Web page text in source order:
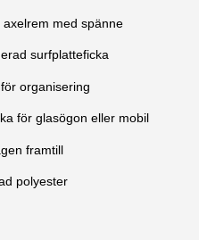
med spänne
surfplatteficka
organisering
för glasögon eller mobil
framtill
polyester